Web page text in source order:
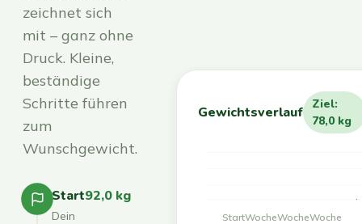
zeichnet sich
mit – ganz ohne
Druck. Kleine,
beständige
Schritte führen
zum
Wunschgewicht.
Start92,0 kg
Dein
Gewichtsverlauf
Ziel:
78,0 kg
StartWocheWocheWoche